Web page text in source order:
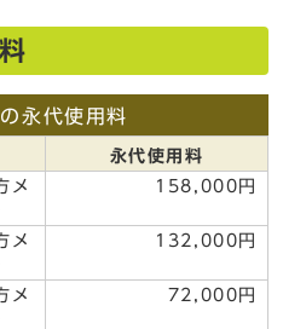
永代使用料
永代使用料
メ
158,000円
メ
132,000円
メ
72,000円